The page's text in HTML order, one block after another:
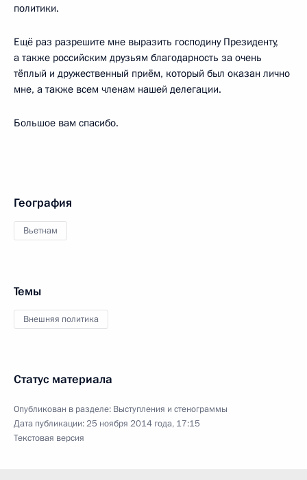
политики.
Ещё раз разрешите мне выразить господину Президенту,
а также российским друзьям благодарность за очень
тёплый и дружественный приём, который был оказан лично
мне, а также всем членам нашей делегации.
Большое вам спасибо.
География
Вьетнам
Темы
Внешняя политика
Статус материала
Опубликован в разделе: Выступления и стенограммы
Дата публикации:25 ноября 2014 года, 17:15
Текстовая версия